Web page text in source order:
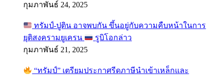
กุมภาพันธ์ 24, 2025
ทรัมป์-ปูติน อาจพบกัน ขึ้นอยู่กับความคืบหน้าในการ
ยุติสงครามยูเครน
รูบิโอกล่าว
กุมภาพันธ์ 21, 2025
“ทรัมป์” เตรียมประกาศรีดภาษีนำเข้าเหล็กและ